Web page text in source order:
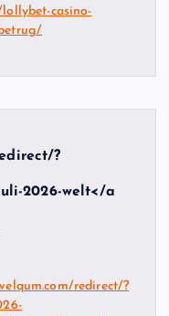
casino-
?
2026-welt</a
redirect/?